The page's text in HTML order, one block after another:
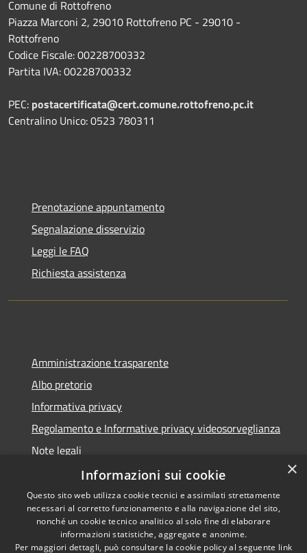
Comune di Rottofreno
Piazza Marconi 2, 29010 Rottofreno PC - 29010 -
Rottofreno
Codice Fiscale: 00228700332
Partita IVA: 00228700332
PEC: postacertificata@cert.comune.rottofreno.pc.it
Centralino Unico: 0523 780311
Prenotazione appuntamento
Segnalazione disservizio
Leggi le FAQ
Richiesta assistenza
Amministrazione trasparente
Albo pretorio
Informativa privacy
Regolamento e Informative privacy videosorveglianza
Note legali
Dichiarazione di accessibilità
RSS
Copyright © 2026 • Comune di
×
Informazioni sui cookie
Questo sito web utilizza cookie tecnici e assimilati strettamente
necessari al corretto funzionamento e alla navigazione del sito,
nonché un cookie tecnico analitico al solo fine di elaborare
informazioni statistiche, aggregate e anonime.
Per maggiori dettagli, può consultare la cookie policy al seguente link